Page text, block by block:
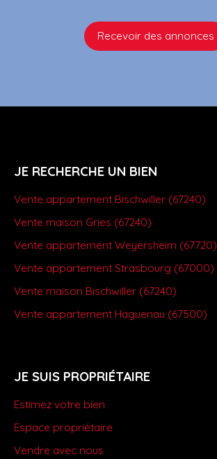
Recevoir des annonces
JE RECHERCHE UN BIEN
Vente appartement Bischwiller (67240)
Vente maison Gries (67240)
Vente appartement Weyersheim (67720)
Vente appartement Strasbourg (67000)
Vente maison Bischwiller (67240)
Vente appartement Haguenau (67500)
JE SUIS PROPRIÉTAIRE
Estimez votre bien
Espace propriétaire
Vendre avec nous